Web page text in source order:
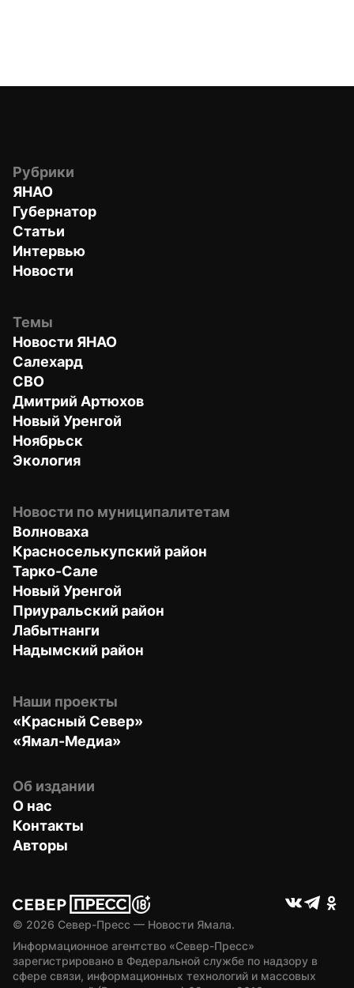
Рубрики
ЯНАО
Губернатор
Статьи
Интервью
Новости
Темы
Новости ЯНАО
Салехард
СВО
Дмитрий Артюхов
Новый Уренгой
Ноябрьск
Экология
Новости по муниципалитетам
Волноваха
Красноселькупский район
Тарко-Сале
Новый Уренгой
Приуральский район
Лабытнанги
Надымский район
Наши проекты
«Красный Север»
«Ямал-Медиа»
Об издании
О нас
Контакты
Авторы
© 2026 Север-Пресс — Новости Ямала.
Информационное агентство «Север-Пресс»
зарегистрировано в Федеральной службе по надзору в
сфере связи, информационных технологий и массовых